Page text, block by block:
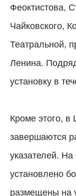
Феоктистова,
Чайковского,
Театральной,
Ленина.
установку в
Кроме этого, в
завершаются
указателей.
установлено
размещены на